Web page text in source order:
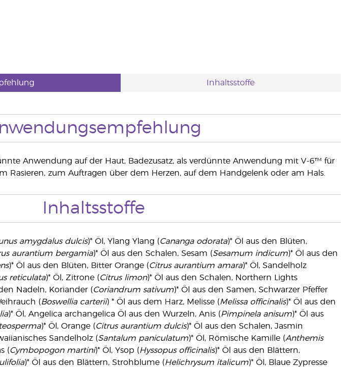
Inhaltsstoffe
Anwendung auf der Haut, Badezusatz, als verdünnte Anwendung mit V-6™ für
Rasieren, zum Auftragen über dem Herzen, auf dem Handgelenk oder am Hals.
Inhaltsstoffe
amygdalus dulcis)* Öl, Ylang Ylang (Cananga odorata)* Öl aus den Blüten,
aurantium bergamia)* Öl aus den Schalen, Sesam (Sesamum indicum)* Öl aus den
)* Öl aus den Blüten, Bitter Orange (Citrus aurantium amara)* Öl, Sandelholz
reticulata)* Öl, Zitrone (Citrus limon)* Öl aus den Schalen, Northern Lights
Nadeln, Koriander (Coriandrum sativum)* Öl aus den Samen, Schwarzer Pfeffer
(Boswellia carterii) * Öl aus dem Harz, Melisse (Melissa officinalis)* Öl aus den
)* Öl, Angelica archangelica Öl aus den Wurzeln, Anis (Pimpinela anisum)* Öl aus
)* Öl, Orange (Citrus aurantium dulcis)* Öl aus den Schalen, Jasmin
Sandelholz (Santalum paniculatum)* Öl, Römische Kamille (Anthemis
(Cymbopogon martini)* Öl, Ysop (Hyssopus officinalis)* Öl aus den Blättern,
)* Öl aus den Blättern, Strohblume (Helichrysum italicum)* Öl, Blaue Zypresse